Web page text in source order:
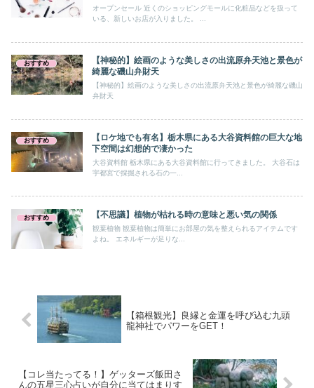
オープンセール 近くのショッピングモールに化粧品などを扱って
いる、新しいお店が入りました。 ...
おすすめ
【神秘的】絵画のような美しさの出流原弁天池と景色が
綺麗な磯山弁財天
【神秘的】絵画のような美しさの出流原弁天池と景色が綺麗な磯山
弁財天
おすすめ
【ロケ地でも有名】栃木県にある大谷資料館の巨大な地
下空間は幻想的で凄かった
大谷資料館 栃木県にある大谷資料館に行ってきました。 大谷石は
宇都宮で採掘される石の一...
おすすめ 【不思議】植物が枯れる時の意味と悪い気の関係
観葉植物 観葉植物は簡単にお部屋の気を整えられるアイテムです
よね。 エネルギーが足りな...
【箱根観光】良縁と金運を呼び込む九頭
龍神社でパワーをGET！
【コレ当たってる！】ゲッターズ飯田さ
んの五星三心占いが自分に当てはまりす